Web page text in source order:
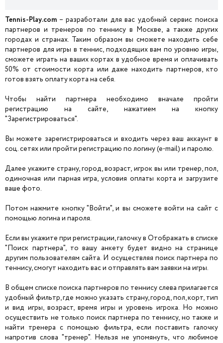
Tennis-Play.com – разработали для вас удобный сервис поиска
партнеров и тренеров по теннису в Москве, а также других
городах и странах. Таким образом вы сможете находить себе
партнеров для игры в теннис, подходящих вам по уровню игры,
сможете играть на ваших кортах в удобное время и оплачивать
50% от стоимости корта или даже находить партнеров, кто
готов взять оплату корта на себя.
Чтобы найти партнера необходимо вначале пройти
регистрацию на сайте, нажатием на кнопку
"Зарегистрироваться".
Вы можете зарегистрироваться и входить через ваш аккаунт в
соц. сетях или пройти регистрацию по логину (e-mail) и паролю.
Далее укажите страну, город, возраст, игрок вы или тренер, пол,
одиночная или парная игра, условия оплаты корта и загрузите
ваше фото.
Потом нажмите кнопку "Войти", и вы сможете войти на сайт с
помощью логина и пароля.
Если вы укажите при регистрации, галочку в Отображать в списке
"Поиск партнера", то вашу анкету будет видно на странице
другим пользователям сайта. И осуществляя поиск партнера по
теннису, смогут находить вас и отправлять вам заявки на игры.
В общем списке поиска партнеров по теннису слева прилагается
удобный фильтр, где можно указать страну, город, пол, корт, тип
и вид игры, возраст, время игры и уровень игрока. Но можно
осуществить не только поиск партнера по теннису, но также и
найти тренера с помощью фильтра, если поставить галочку
напротив слова "тренер". Нельзя не упомянуть, что любимое